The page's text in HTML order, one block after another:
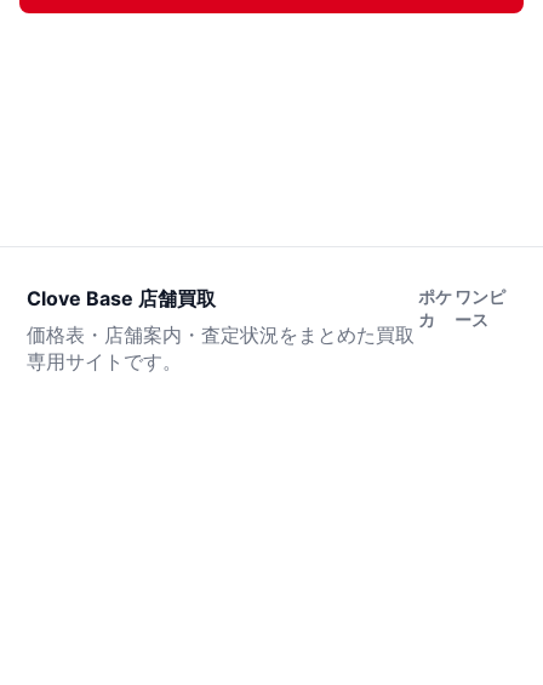
Clove Base 店舗買取
価格表・店舗案内・査定状況をまとめた買取
専用サイトです。
ポケ
カ
ワンピ
ース